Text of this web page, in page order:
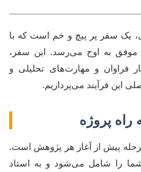
یک سفر پر پیچ و خم است که با
موفق به اوج می‌رسد. این سفر،
فراوان و مهارت‌های تحلیلی و
این فرآیند می‌پردازیم.
راه پروژه
پیش از آغاز هر پژوهش است.
شما را شامل می‌شود و به استاد